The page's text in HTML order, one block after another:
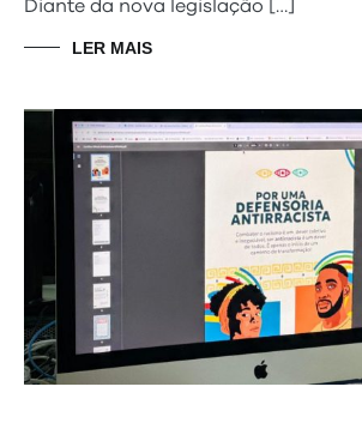
Diante da nova legislação […]
LER MAIS